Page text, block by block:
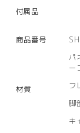
付属品
商品番号
材質
パ
ー
フ
脚
キ